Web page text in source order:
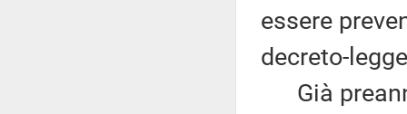
essere
decreto-
Già